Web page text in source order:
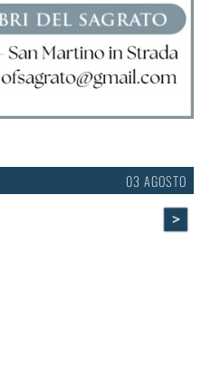
03 AGOSTO
>